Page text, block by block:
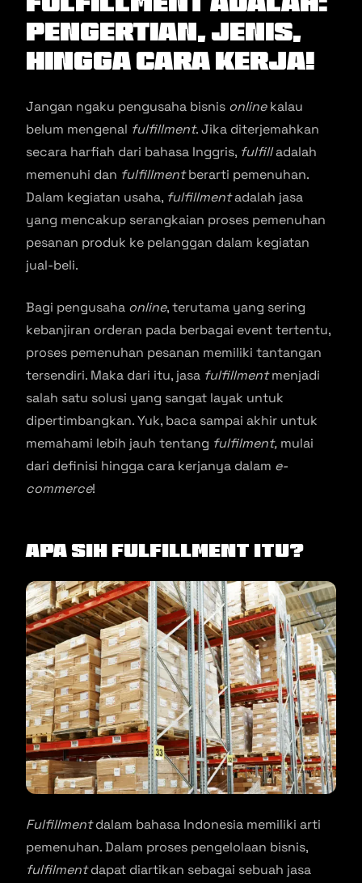
Pengertian, Jenis,
hingga Cara Kerja!
Jangan ngaku pengusaha bisnis onlinekalau
belum mengenal fulfillment. Jika diterjemahkan
secara harfiah dari bahasa Inggris, fulfilladalah
memenuhi dan fulfillmentberarti pemenuhan.
Dalam kegiatan usaha, fulfillmentadalah jasa
yang mencakup serangkaian proses pemenuhan
pesanan produk ke pelanggan dalam kegiatan
jual-beli.
Bagi pengusaha online, terutama yang sering
kebanjiran orderan pada berbagai event tertentu,
proses pemenuhan pesanan memiliki tantangan
tersendiri. Maka dari itu, jasa fulfillmentmenjadi
salah satu solusi yang sangat layak untuk
dipertimbangkan. Yuk, baca sampai akhir untuk
memahami lebih jauh tentang fulfilment, mulai
dari definisi hingga cara kerjanya dalam e-
commerce!
Apa Sih Fulfillment Itu?
Fulfillmentdalam bahasa Indonesia memiliki arti
pemenuhan. Dalam proses pengelolaan bisnis,
fulfilmentdapat diartikan sebagai sebuah jasa